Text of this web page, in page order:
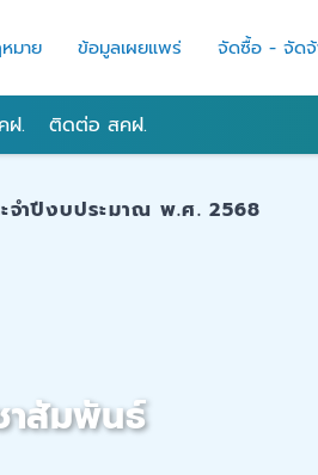
มาย ข้อมูลเผยแพร่ จัดซื้อ - จัดจ้
ฝ. ติดต่อ สคฝ.
จำปีงบประมาณ พ.ศ. 2568
าสัมพันธ์